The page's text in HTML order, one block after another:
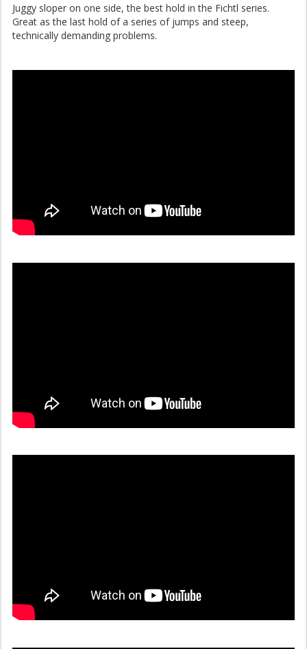
Juggy sloper on one side, the best hold in the Fichtl series.
Great as the last hold of a series of jumps and steep,
technically demanding problems.